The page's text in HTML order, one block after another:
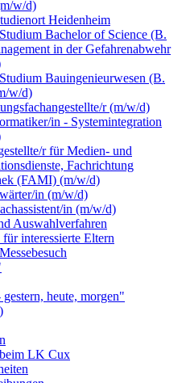
w/d)
Heidenheim
Bachelor of Science (B.
in der Gefahrenabwehr
Bauingenieurwesen (B.
w/d)
r (m/w/d)
in - Systemintegration
r für Medien- und
Fachrichtung
(FAMI) (m/w/d)
in (m/w/d)
in (m/w/d)
Auswahlverfahren
interessierte Eltern
heute, morgen"
LK Cux